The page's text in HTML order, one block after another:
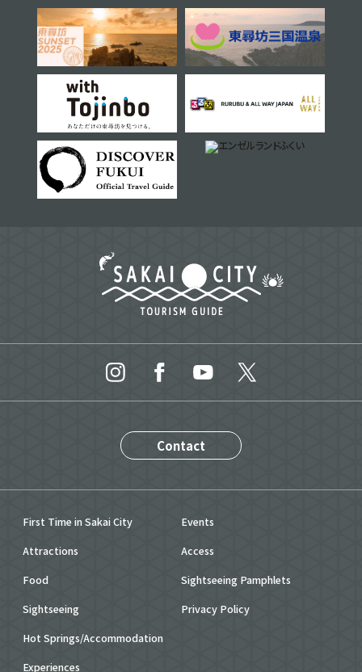
Contact
First Time in Sakai City
Attractions
Food
Sightseeing
Hot Springs/Accommodation
Experiences
Events
Access
Sightseeing Pamphlets
Privacy Policy